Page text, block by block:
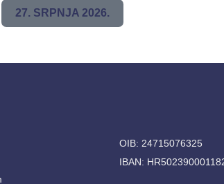
27. SRPNJA 2026.
OIB: 24715076325
IBAN: